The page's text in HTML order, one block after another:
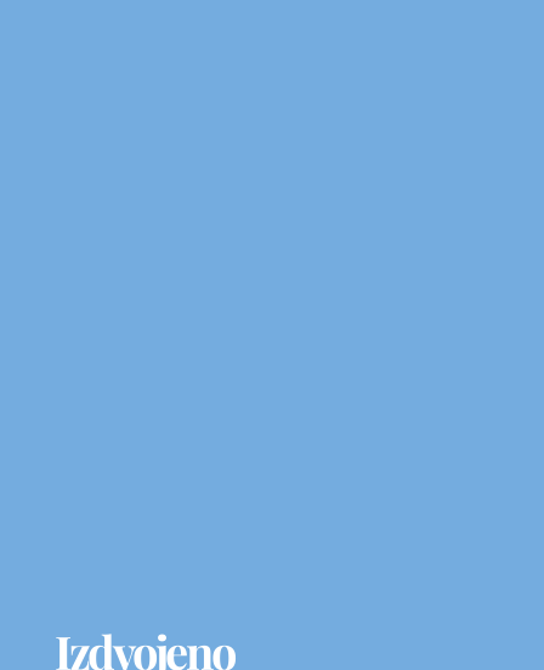
Izdvojeno